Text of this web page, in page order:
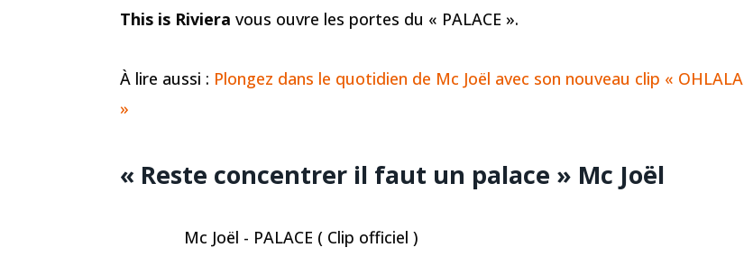
This is Riviera vous ouvre les portes du « PALACE ».
À lire aussi : Plongez dans le quotidien de Mc Joël avec son nouveau clip « OHLALA
»
« Reste concentrer il faut un palace » Mc Joël
Mc Joël - PALACE ( Clip officiel )